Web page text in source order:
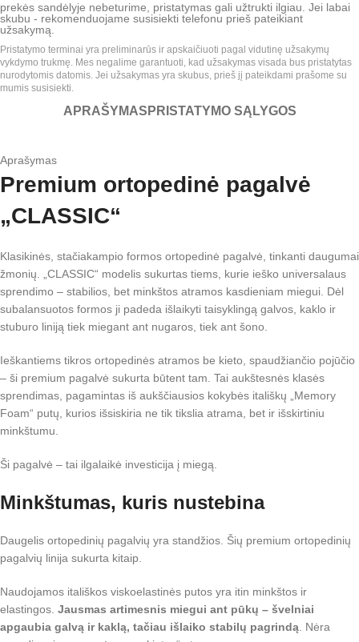
prekės sandėlyje nebeturime, pristatymas gali užtrukti ilgiau. Jei labai
skubu - rekomenduojame susisiekti telefonu prieš pateikiant
užsakymą.
Pristatymo terminai yra preliminarūs ir apskaičiuoti pagal vidutinę užsakymų
vykdymo trukmę. Mes negalime garantuoti, kad užsakymas visada bus pristatytas
nurodytomis datomis. Jei užsakymas yra skubus, prieš jį pateikdami prašome su
mumis susisiekti.
APRAŠYMAS PRISTATYMO SĄLYGOS
Aprašymas
Premium ortopedinė pagalvė
„CLASSIC“
Klasikinės, stačiakampio formos ortopedinė pagalvė, tinkanti daugumai
žmonių. „CLASSIC“ modelis sukurtas tiems, kurie ieško universalaus
sprendimo – stabilios, bet minkštos atramos kasdieniam miegui. Dėl
subalansuotos formos ji padeda išlaikyti taisyklingą galvos, kaklo ir
stuburo liniją tiek miegant ant nugaros, tiek ant šono.
Ieškantiems tikros ortopedinės atramos be kieto, spaudžiančio pojūčio
– ši premium pagalvė sukurta būtent tam. Tai aukštesnės klasės
sprendimas, pagamintas iš aukščiausios kokybės itališkų „Memory
Foam“ putų, kurios išsiskiria ne tik tikslia atrama, bet ir išskirtiniu
minkštumu.
Ši pagalvė – tai ilgalaikė investicija į miegą.
Minkštumas, kuris nustebina
Daugelis ortopedinių pagalvių yra standžios. Šių premium ortopedinių
pagalvių linija sukurta kitaip.
Naudojamos itališkos viskoelastinės putos yra itin minkštos ir
elastingos. Jausmas artimesnis miegui ant pūkų – švelniai
apgaubia galvą ir kaklą, tačiau išlaiko stabilų pagrindą . Nėra